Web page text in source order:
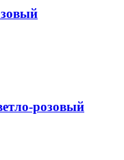
розовый